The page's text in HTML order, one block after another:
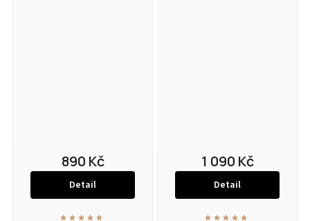
890 Kč
Detail
1 090 Kč
Detail